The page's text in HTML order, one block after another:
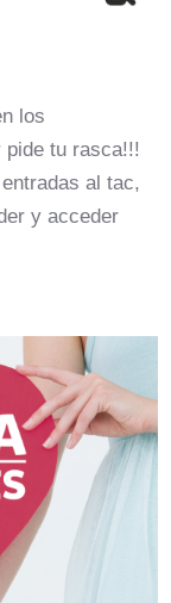
los
tu rasca!!!
al tac,
y acceder